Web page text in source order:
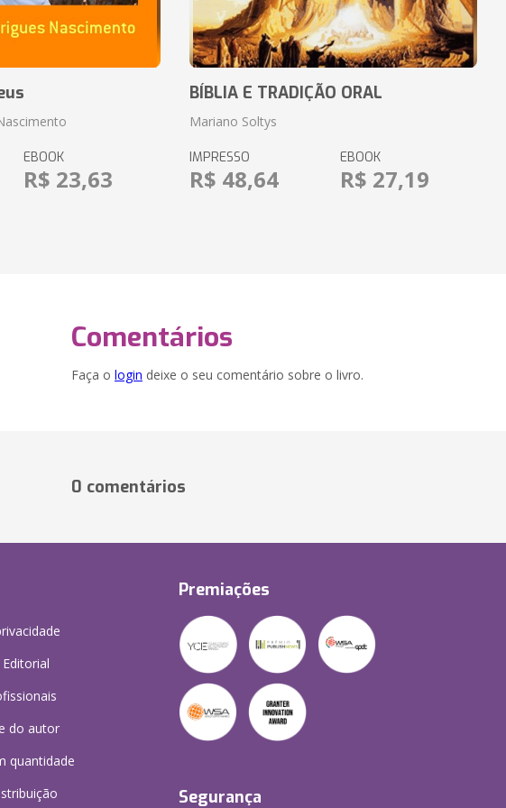
EBOOK
R$ 23,63
BÍBLIA E TRADIÇÃO ORAL
Mariano Soltys
IMPRESSO
R$ 48,64
EBOOK
R$ 27,19
Comentários
Faça o login deixe o seu comentário sobre o livro.
0 comentários
do autor
quantidade
Premiações
Segurança